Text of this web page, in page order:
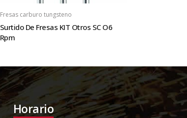
Fresas carburo tungsteno
Surtido De Fresas KIT Otros SC O6
Rpm
Horario